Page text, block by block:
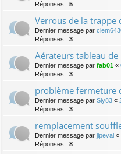
Réponses : 5
Verrous de la trappe
Dernier message par
Réponses : 3
Aérateurs tableau de
Dernier message par fab01 «
Réponses : 3
problème fermeture
Dernier message par Sly83 «
Réponses : 3
remplacement
Dernier message par jipeval «
Réponses : 8